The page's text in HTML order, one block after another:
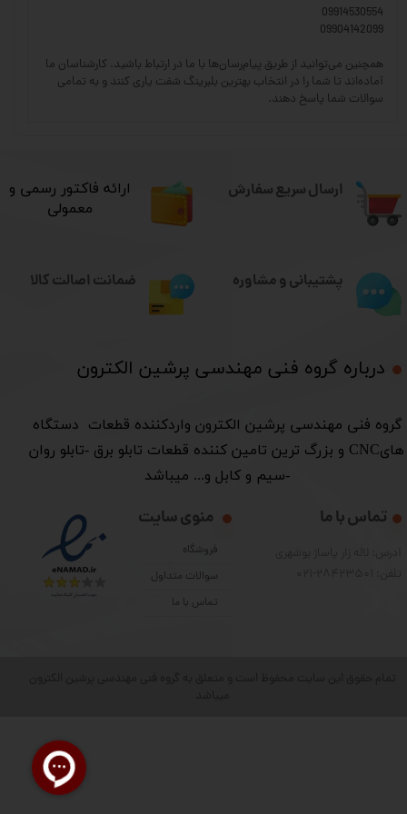
09914530554
09904142099
همچنین می‌توانید از طریق پیام‌رسان‌ها با ما در ارتباط باشید. کارشناسان ما
آماده‌اند تا شما را در انتخاب بهترین بلبرینگ شفت یاری کنند و به تمامی
سوالات شما پاسخ دهند.
ارسال سریع سفارش
درباره گروه فنی مهندسی پرشین الکترون​​​​​​​
​گروه فنی مهندسی پرشین الکترون واردکننده قطعات دستگاه
هایCNC و بزرگ ترین تامین کننده قطعات تابلو برق -تابلو روان
-سیم و کابل و... میباشد
منوی سایت
فروشگاه
سوالات متداول
تماس با ما
تماس با ما
​ارائه فاکتور رسمی و
معمولی
پشتیبانی و مشاوره ضمانت اصالت کالا